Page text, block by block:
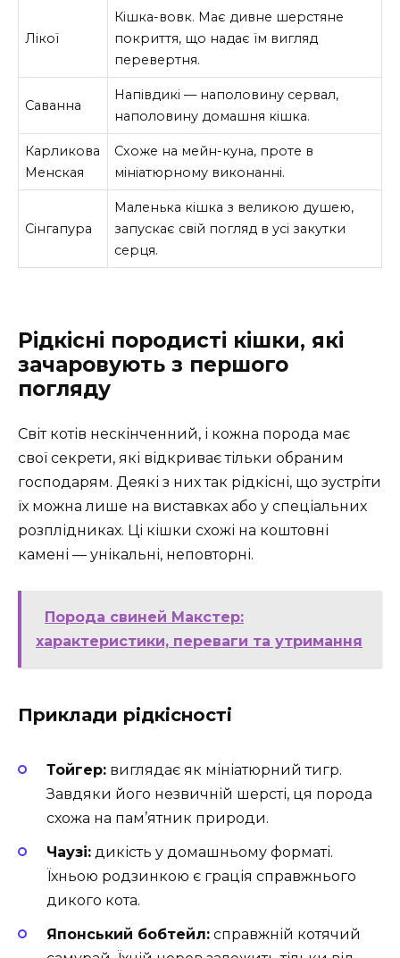
Лікої
Кішка-вовк. Має дивне шерстяне
покриття, що надає їм вигляд
перевертня.
Саванна
Напівдикі — наполовину сервал,
наполовину домашня кішка.
Карликова
Менская
Схоже на мейн-куна, проте в
мініатюрному виконанні.
Сінгапура
Маленька кішка з великою душею,
запускає свій погляд в усі закутки
серця.
Рідкісні породисті кішки, які
зачаровують з першого
погляду
Світ котів нескінченний, і кожна порода має
свої секрети, які відкриває тільки обраним
господарям. Деякі з них так рідкісні, що зустріти
їх можна лише на виставках або у спеціальних
розплідниках. Ці кішки схожі на коштовні
камені — унікальні, неповторні.
Порода свиней Макстер:
характеристики, переваги та утримання
Приклади рідкісності
Тойгер: виглядає як мініатюрний тигр.
Завдяки його незвичній шерсті, ця порода
схожа на пам’ятник природи.
Чаузі: дикість у домашньому форматі.
Їхньою родзинкою є грація справжнього
дикого кота.
Японський бобтейл: справжній котячий